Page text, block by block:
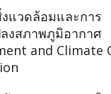
แวดล้อมและการ
งสภาพภูมิอากาศ
and Climate